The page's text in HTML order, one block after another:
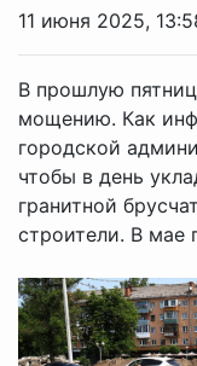
11 июня 2025,
В прошлую
мощению. Как
городской
чтобы в день
гранитной
строители. В мае